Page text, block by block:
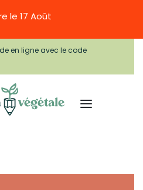
le 17 Août
en ligne avec le code